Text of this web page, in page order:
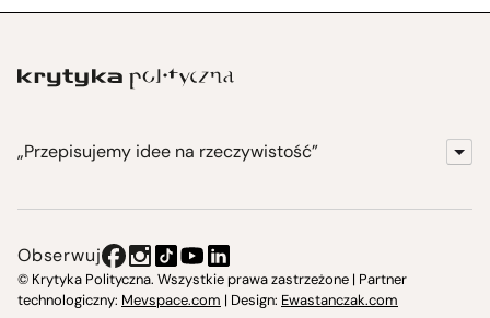
„Przepisujemy idee na rzeczywistość”
Instytut Krytyki Politycznej
Obserwuj
© Krytyka Polityczna. Wszystkie prawa zastrzeżone | Partner
technologiczny: Mevspace.com | Design: Ewastanczak.com